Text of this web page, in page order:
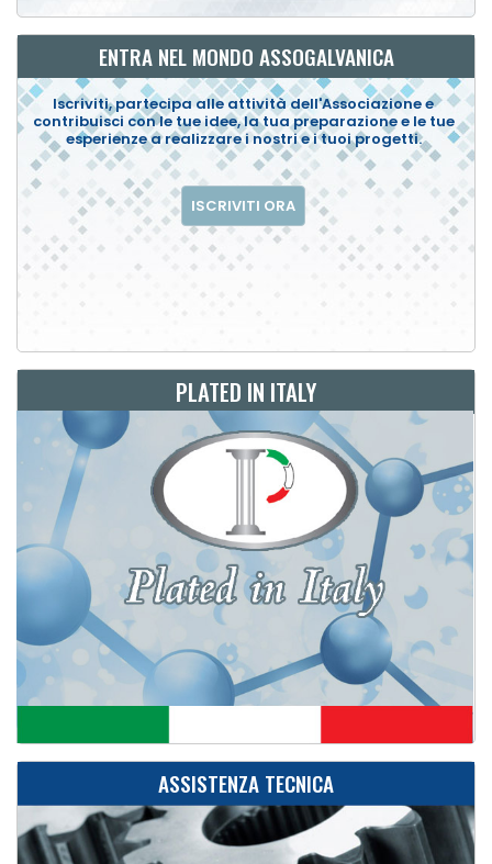
ENTRA NEL MONDO ASSOGALVANICA
Iscriviti, partecipa alle attività dell'Associazione e
contribuisci con le tue idee, la tua preparazione e le tue
esperienze a realizzare i nostri e i tuoi progetti.
ISCRIVITI ORA
PLATED IN ITALY
ASSISTENZA TECNICA